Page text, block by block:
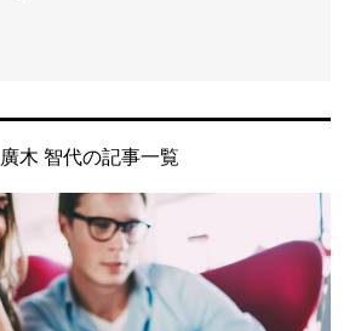
廣木 智代の記事一覧